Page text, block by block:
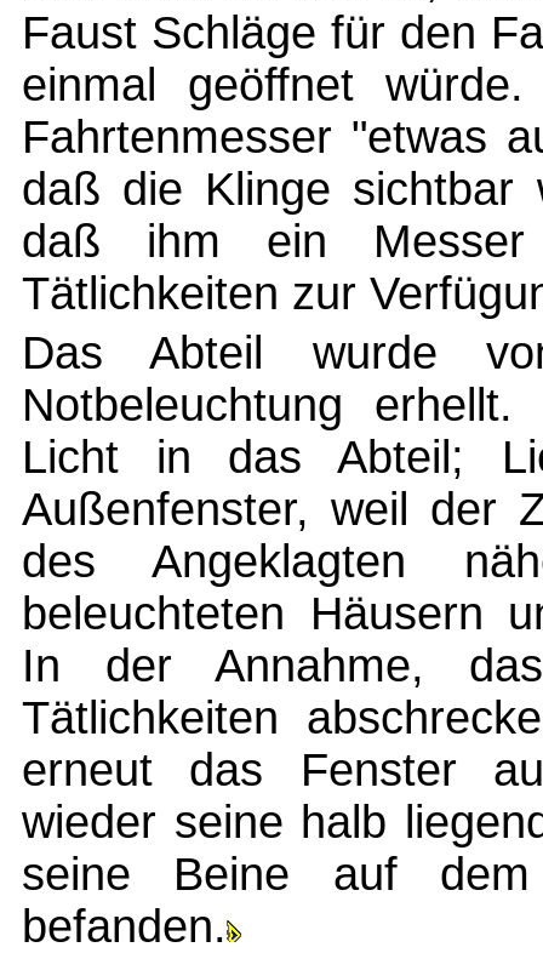
Faust Schläge für den
einmal geöffnet
Fahrtenmesser "etwas
daß die Klinge sichtbar
daß ihm ein Messer
Tätlichkeiten zur
Das Abteil wurde
Notbeleuchtung
Licht in das Abteil;
Außenfenster, weil der
des Angeklagten
beleuchteten Häusern
In der Annahme,
Tätlichkeiten
erneut das Fenster
wieder seine halb
seine Beine auf dem
befanden.